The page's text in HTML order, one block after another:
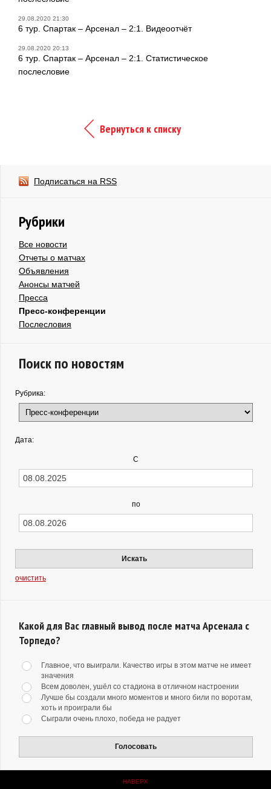
29.08.2020 21:30
6 тур. Спартак – Арсенал – 2:1. Видеоотчёт
29.08.2020 20:13
6 тур. Спартак – Арсенал – 2:1. Статистическое
послесловие
Вернуться к списку
Подписаться на RSS
Рубрики
Все новости
Отчеты о матчах
Объявления
Анонсы матчей
Пресса
Пресс-конференции
Послесловия
Поиск по новостям
Рубрика:
Дата:
С
по
Искать
очистить
Какой для Вас главный вывод после матча Арсенала с
Торпедо?
Главное, что выиграли. Качество игры в этом матче не имеет
значения
Всем доволен, ушёл со стадиона в отличном настроении
Лучше бы создали много моментов и много били по воротам,
хоть и проиграли бы
Сыграли очень плохо, победа не радует
Голосовать
НАВЕРХ